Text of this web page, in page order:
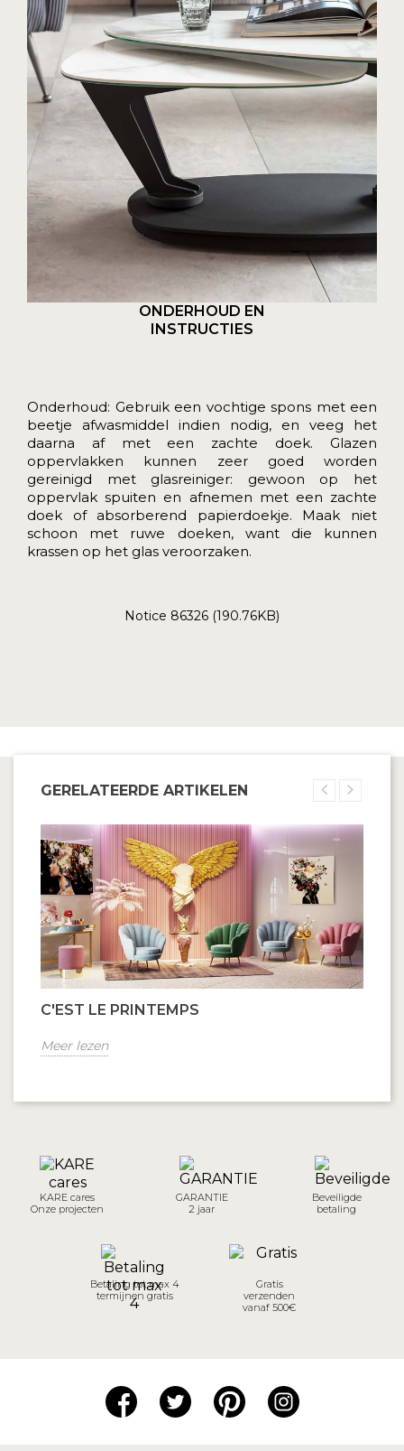
ONDERHOUD EN
INSTRUCTIES
Onderhoud: Gebruik een vochtige spons met een
beetje afwasmiddel indien nodig, en veeg het
daarna af met een zachte doek. Glazen
oppervlakken kunnen zeer goed worden
gereinigd met glasreiniger: gewoon op het
oppervlak spuiten en afnemen met een zachte
doek of absorberend papierdoekje. Maak niet
schoon met ruwe doeken, want die kunnen
krassen op het glas veroorzaken.
Notice 86326 (190.76KB)
GERELATEERDE ARTIKELEN
C'EST LE PRINTEMPS
Meer lezen
KARE cares
Onze projecten
GARANTIE
2 jaar
Beveiligde
betaling
Betaling tot max 4
termijnen gratis
Gratis
verzenden
vanaf 500€